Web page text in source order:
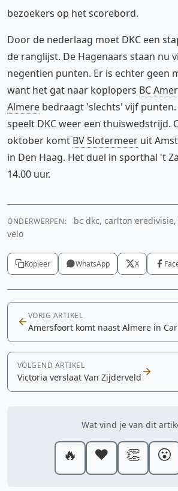
bezoekers op het scorebord.
Door de nederlaag moet DKC een
de ranglijst. De Hagenaars staan nu
negentien punten. Er is echter geen
want het gat naar koplopers BC
Almere bedraagt 'slechts' vijf
speelt DKC weer een thuiswedstrijd.
oktober komt BV Slotermeer uit
in Den Haag. Het duel in sporthal 't
14.00 uur.
ONDERWERPEN:
bc dkc, carlton eredivisie,
velo
Kopieer WhatsApp X
VORIG ARTIKEL
Amersfoort komt naast Almere in
VOLGEND ARTIKEL
Victoria verslaat Van Zijderveld
Wat vind je van dit
🔥 ❤️ 👏 😮